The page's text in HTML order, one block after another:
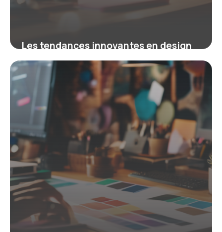
Les tendances innovantes en design
graphique pour 2026 : styles
organiques et palettes saturées
16 mars 2026